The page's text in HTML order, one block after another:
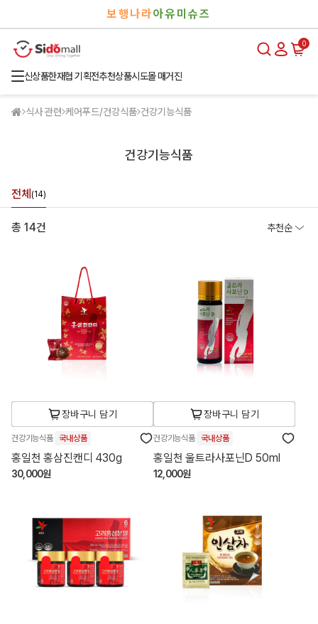
보행나라아유미슈즈
0
신상품한재협 기획전추천상품시도몰 매거진
식사 관련 케어푸드/건강식품 건강기능식품
건강기능식품
전체 (14)
총 14건 추천순
장바구니 담기
건강기능식품 국내상품
홍일천 홍삼진캔디 430g
30,000원
장바구니 담기
건강기능식품 국내상품
홍일천 울트라사포닌D 50ml
12,000원